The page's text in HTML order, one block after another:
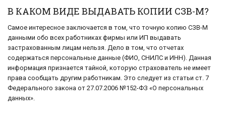
В КАКОМ ВИДЕ ВЫДАВАТЬ КОПИИ СЗВ-М?
Самое интересное заключается в том, что точную копию СЗВ-М
данными обо всех работниках фирмы или ИП выдавать
застрахованным лицам нельзя. Дело в том, что отчетах
содержаться персональные данные (ФИО, СНИЛС и ИНН). Данная
информация признается тайной, которую страхователь не имеет
права сообщать другим работникам. Это следует из статьи ст. 7
Федерального закона от 27.07.2006 №152-ФЗ «О персональных
данных».